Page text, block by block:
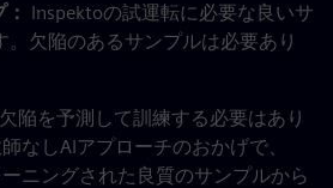
Inspektoの試運転に必要な良いサ
。欠陥のあるサンプルは必要あり
陥を予測して訓練する必要はあり
なしAIアプローチのおかげで、
ニングされた良質のサンプルから